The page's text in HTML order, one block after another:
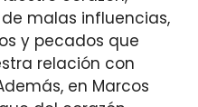
malas influencias,
y pecados que
relación con
en Marcos